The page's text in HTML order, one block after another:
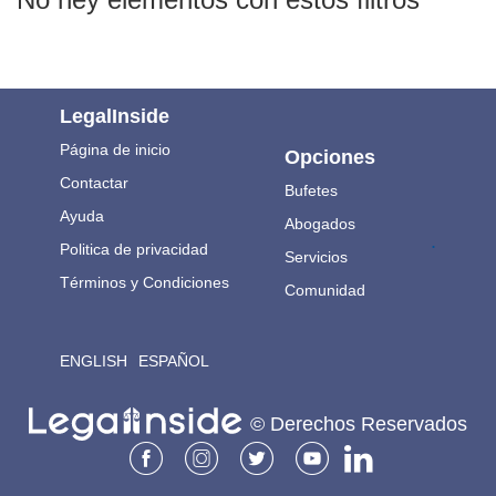
LegalInside
Página de inicio
Contactar
Ayuda
Politica de privacidad
Términos y Condiciones
ENGLISH ESPAÑOL
Opciones
Bufetes
Abogados
Servicios
Comunidad
.
© Derechos Reservados